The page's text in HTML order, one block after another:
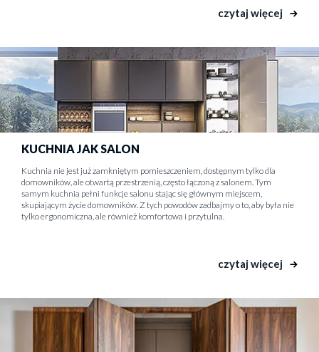
czytaj więcej
KUCHNIA JAK SALON
Kuchnia nie jest już zamkniętym pomieszczeniem, dostępnym tylko dla
domowników, ale otwartą przestrzenią, często łączoną z salonem. Tym
samym kuchnia pełni funkcje salonu stając się głównym miejscem,
skupiającym życie domowników. Z tych powodów zadbajmy o to, aby była nie
tylko ergonomiczna, ale również komfortowa i przytulna.
czytaj więcej